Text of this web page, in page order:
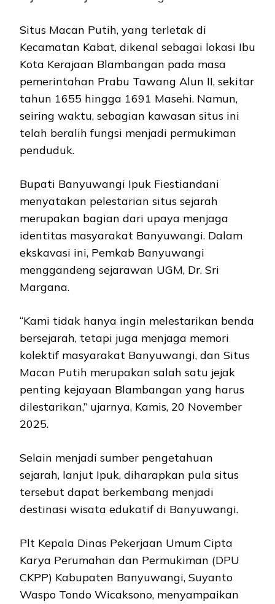
Situs Macan Putih, yang terletak di
Kecamatan Kabat, dikenal sebagai lokasi Ibu
Kota Kerajaan Blambangan pada masa
pemerintahan Prabu Tawang Alun II, sekitar
tahun 1655 hingga 1691 Masehi. Namun,
seiring waktu, sebagian kawasan situs ini
telah beralih fungsi menjadi permukiman
penduduk.
Bupati Banyuwangi Ipuk Fiestiandani
menyatakan pelestarian situs sejarah
merupakan bagian dari upaya menjaga
identitas masyarakat Banyuwangi. Dalam
ekskavasi ini, Pemkab Banyuwangi
menggandeng sejarawan UGM, Dr. Sri
Margana.
“Kami tidak hanya ingin melestarikan benda
bersejarah, tetapi juga menjaga memori
kolektif masyarakat Banyuwangi, dan Situs
Macan Putih merupakan salah satu jejak
penting kejayaan Blambangan yang harus
dilestarikan,” ujarnya, Kamis, 20 November
2025.
Selain menjadi sumber pengetahuan
sejarah, lanjut Ipuk, diharapkan pula situs
tersebut dapat berkembang menjadi
destinasi wisata edukatif di Banyuwangi.
Plt Kepala Dinas Pekerjaan Umum Cipta
Karya Perumahan dan Permukiman (DPU
CKPP) Kabupaten Banyuwangi, Suyanto
Waspo Tondo Wicaksono, menyampaikan